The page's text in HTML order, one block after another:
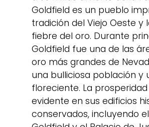
Goldfield es un pueblo
tradición del Viejo Oeste y
fiebre del oro. Durante
Goldfield fue una de las
oro más grandes de
una bulliciosa población y
floreciente. La
evidente en sus edificios
conservados, incluyendo